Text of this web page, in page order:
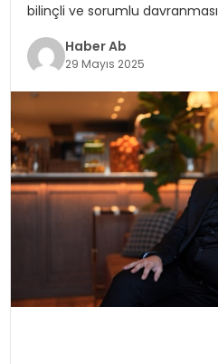
bilinçli ve sorumlu
Haber Ab
29 Mayıs 2025